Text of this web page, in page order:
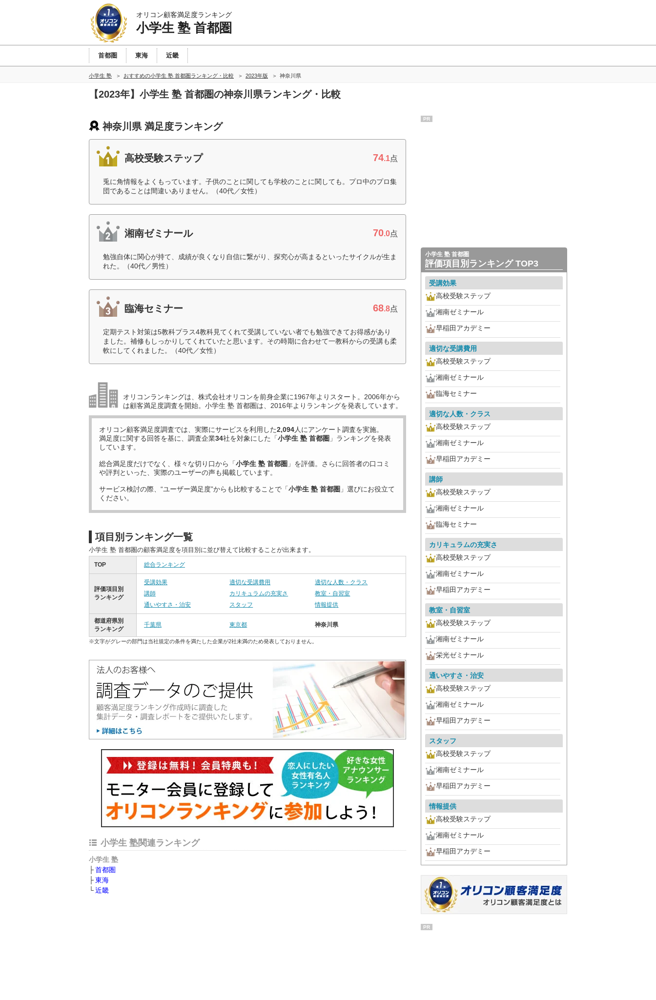
オリコン顧客満足度ランキング
小学生 塾 首都圏
首都圏 東海 近畿
小学生 塾 おすすめの小学生 塾 首都圏ランキング・比較 2023年版 神奈川県
【2023年】小学生 塾 首都圏の神奈川県ランキング・比較
神奈川県 満足度ランキング
高校受験ステップ 74.1点
兎に角情報をよくもっています。子供のことに関しても学校のことに関しても。プロ中のプロ集
団であることは間違いありません。（40代／女性）
湘南ゼミナール 70.0点
勉強自体に関心が持て、成績が良くなり自信に繋がり、探究心が高まるといったサイクルが生ま
れた。（40代／男性）
臨海セミナー 68.8点
定期テスト対策は5教科プラス4教科見てくれて受講していない者でも勉強できてお得感があり
ました。補修もしっかりしてくれていたと思います。その時期に合わせて一教科からの受講も柔
軟にしてくれました。（40代／女性）
オリコンランキングは、株式会社オリコンを前身企業に1967年よりスタート。2006年から
は顧客満足度調査を開始。小学生 塾 首都圏は、2016年よりランキングを発表しています。
オリコン顧客満足度調査では、実際にサービスを利用した2,094人にアンケート調査を実施。
満足度に関する回答を基に、調査企業34社を対象にした「小学生 塾 首都圏 」ランキングを発表
しています。
総合満足度だけでなく、様々な切り口から「小学生 塾 首都圏 」を評価。さらに回答者の口コミ
や評判といった、実際のユーザーの声も掲載しています。
サービス検討の際、“ユーザー満足度”からも比較することで「小学生 塾 首都圏 」選びにお役立て
ください。
項目別ランキング一覧
小学生 塾 首都圏の顧客満足度を項目別に並び替えて比較することが出来ます。
TOP 総合ランキング
評価項目別
ランキング
受講効果 適切な受講費用
適切な人数・クラス
講師
カリキュラムの充実さ
教室・自習室
通いやすさ・治安
スタッフ 情報提供
都道府県別
ランキング
千葉県 東京都 神奈川県
※文字がグレーの部門は当社規定の条件を満たした企業が2社未満のため発表しておりません。
小学生 塾関連ランキング
小学生 塾
首都圏
東海
近畿
PR
小学生 塾 首都圏
評価項目別ランキング TOP3
受講効果
高校受験ステップ
湘南ゼミナール
早稲田アカデミー
適切な受講費用
高校受験ステップ
湘南ゼミナール
臨海セミナー
適切な人数・クラス
高校受験ステップ
湘南ゼミナール
早稲田アカデミー
講師
高校受験ステップ
湘南ゼミナール
臨海セミナー
カリキュラムの充実さ
高校受験ステップ
湘南ゼミナール
早稲田アカデミー
教室・自習室
高校受験ステップ
湘南ゼミナール
栄光ゼミナール
通いやすさ・治安
高校受験ステップ
湘南ゼミナール
早稲田アカデミー
スタッフ
高校受験ステップ
湘南ゼミナール
早稲田アカデミー
情報提供
高校受験ステップ
湘南ゼミナール
早稲田アカデミー
PR